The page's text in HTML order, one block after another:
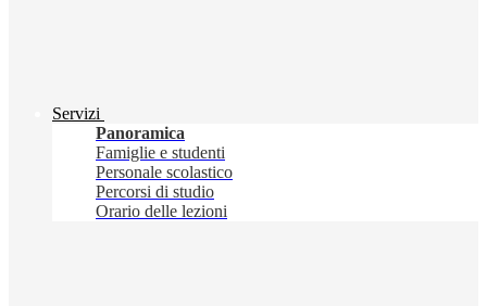
Servizi
Panoramica
Famiglie e studenti
Personale scolastico
Percorsi di studio
Orario delle lezioni